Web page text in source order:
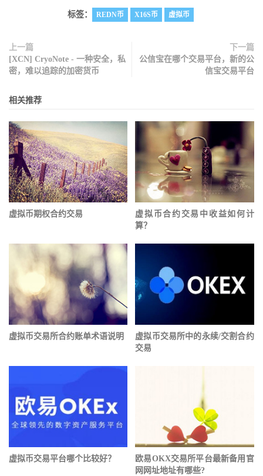
标签： REDN币 X16S币 虚拟币
上一篇
[XCN] CryoNote - 一种安全，私
密，难以追踪的加密货币
下一篇
公信宝在哪个交易平台，新的公
信宝交易平台
相关推荐
虚拟币期权合约交易
虚拟币合约交易中收益如何计
算？
虚拟币交易所合约账单术语说明
虚拟币交易所中的永续/交割合约
交易
虚拟币交易平台哪个比较好？
欧易OKX交易所平台最新备用官
网网址地址有哪些?